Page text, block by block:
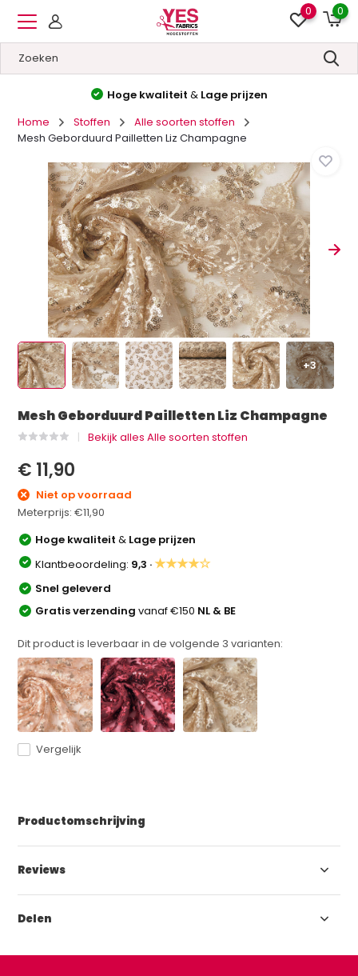
0 0
Hoge kwaliteit & Lage prijzen
Home
Stoffen
Alle soorten stoffen
Mesh Geborduurd Pailletten Liz Champagne
+3
Mesh Geborduurd Pailletten Liz Champagne
Bekijk alles Alle soorten stoffen
€ 11,90
Niet op voorraad
Meterprijs:€11,90
Hoge kwaliteit& Lage prijzen
Klantbeoordeling: 9,3 ·★★★★☆
Snel geleverd
Gratis verzendingvanaf €150 NL & BE
Dit product is leverbaar in de volgende 3 varianten:
Vergelijk
Productomschrijving
Reviews
Delen